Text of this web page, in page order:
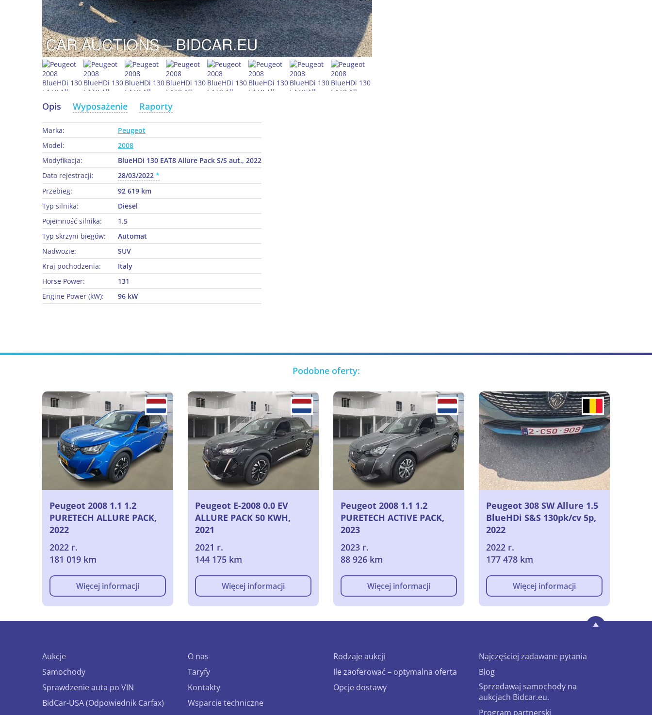
Opis Wyposażenie Raporty
Marka:
Peugeot
Model:
2008
Modyfikacja:
BlueHDi 130 EAT8 Allure Pack S/S aut., 2022
Data rejestracji:
28/03/2022
Przebieg:
92 619 km
Typ silnika:
Diesel
Pojemność silnika:
1.5
Typ skrzyni biegów:
Automat
Nadwozie:
SUV
Kraj pochodzenia:
Italy
Horse Power:
131
Engine Power (kW):
96 kW
Podobne oferty:
Peugeot 2008 1.1 1.2
PURETECH ALLURE PACK,
2022
2022 г.
181 019 km
Więcej informacji
Peugeot E-2008 0.0 EV
ALLURE PACK 50 KWH,
2021
2021 г.
144 175 km
Więcej informacji
Peugeot 2008 1.1 1.2
PURETECH ACTIVE PACK,
2023
2023 г.
88 926 km
Więcej informacji
Peugeot 308 SW Allure 1.5
BlueHDi S&S 130pk/cv 5p,
2022
2022 г.
177 478 km
Więcej informacji
Aukcje
Samochody
Sprawdzenie auta po VIN
BidCar-USA (Odpowiednik Carfax)
O nas
Taryfy
Kontakty
Wsparcie techniczne
Rodzaje aukcji
Ile zaoferować – optymalna oferta
Opcje dostawy
Najczęściej zadawane pytania
Blog
Sprzedawaj samochody na
aukcjach Bidcar.eu.
Program partnerski